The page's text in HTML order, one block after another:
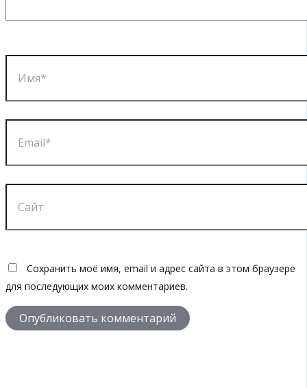
Сохранить моё имя, email и адрес сайта в этом браузере
для последующих моих комментариев.